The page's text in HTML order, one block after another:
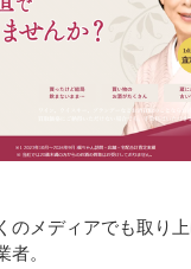
のメディアでも取り
。